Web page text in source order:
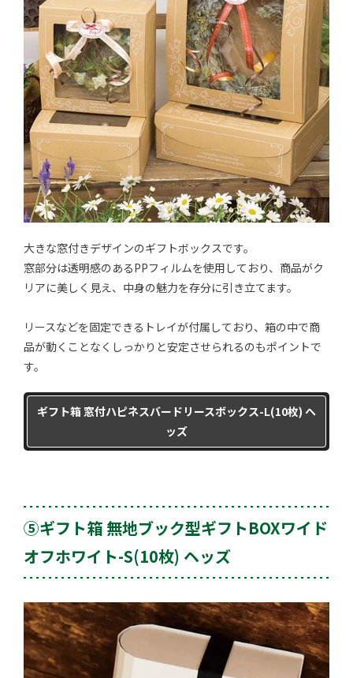
大きな窓付きデザインのギフトボックスです。
窓部分は透明感のあるPPフィルムを使用しており、商品がク
リアに美しく見え、中身の魅力を存分に引き立てます。
リースなどを固定できるトレイが付属しており、箱の中で商
品が動くことなくしっかりと安定させられるのもポイントで
す。
ギフト箱 窓付ハピネスバードリースボックス-L(10枚) ヘ
ッズ
⑤ギフト箱 無地ブック型ギフトBOXワイド
オフホワイト-S(10枚) ヘッズ